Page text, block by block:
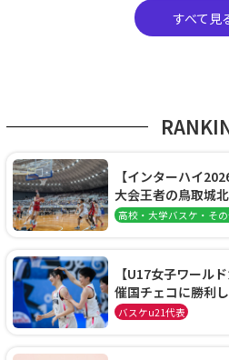
すべて見
【インターハイ
大会王者の鳥取城
阜女子に完勝、大
高校・大学バスケ・そ
【U17女子ワール
催国チェコに勝利
通過！準々決勝の
バスケu21代表